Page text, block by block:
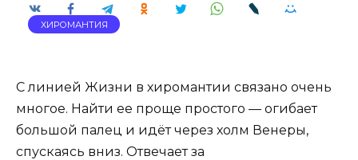
ХИРОМАНТИЯ
С линией Жизни в хиромантии связано очень
многое. Найти ее проще простого — огибает
большой палец и идёт через холм Венеры,
спускаясь вниз. Отвечает за